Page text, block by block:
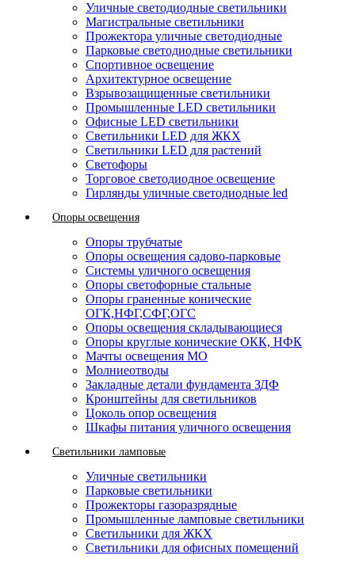
Уличные светодиодные светильники
Магистральные светильники
Прожектора уличные светодиодные
Парковые светодиодные светильники
Спортивное освещение
Архитектурное освещение
Взрывозащищенные светильники
Промышленные LED светильники
Офисные LED светильники
Cветильники LED для ЖКХ
Светильники LED для растений
Светофоры
Торговое светодиодное освещение
Гирлянды уличные светодиодные led
Опоры освещения
Опоры трубчатые
Опоры освещения садово-парковые
Системы уличного освещения
Опоры светофорные стальные
Опоры граненные конические
ОГК,НФГ,СФГ,ОГС
Опоры освещения складывающиеся
Опоры круглые конические ОКК, НФК
Мачты освещения МО
Молниеотводы
Закладные детали фундамента ЗДФ
Кронштейны для светильников
Цоколь опор освещения
Шкафы питания уличного освещения
Светильники ламповые
Уличные светильники
Парковые светильники
Прожекторы газоразрядные
Промышленные ламповые светильники
Светильники для ЖКХ
Светильники для офисных помещений